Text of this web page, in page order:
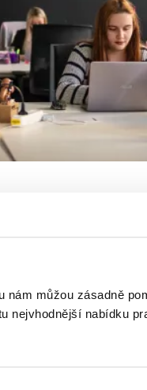
nám můžou zásadně
nejvhodnější nabídku
a získávejte novinky z